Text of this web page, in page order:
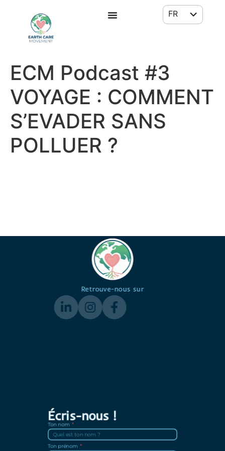
FR
ECM Podcast #3
VOYAGE : COMMENT
S’EVADER SANS
POLLUER ?
Retrouve-nous sur
Écris-nous !
Ton nom
Ton prénom